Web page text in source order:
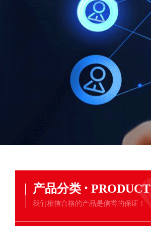
产品分类 · PRODUCT
我们相信合格的产品是信誉的保证！